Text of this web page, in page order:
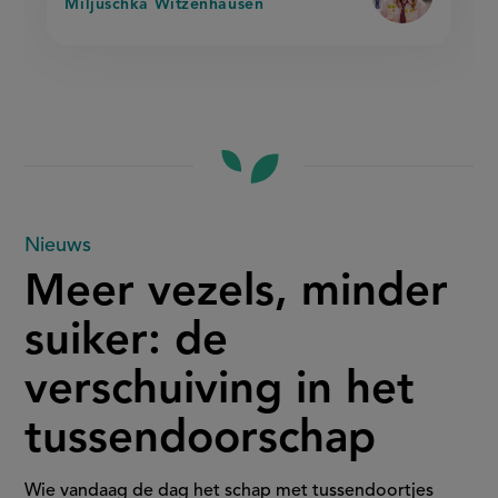
Miljuschka Witzenhausen
Meer
vezels,
minder
suiker:
de
Nieuws
Meer vezels, minder
suiker: de
verschuiving in het
tussendoorschap
Wie vandaag de dag het schap met tussendoortjes